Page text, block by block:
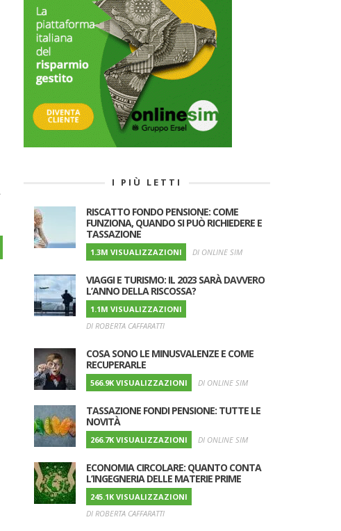
I PIÙ LETTI
RISCATTO FONDO PENSIONE: COME
FUNZIONA, QUANDO SI PUÒ RICHIEDERE E
TASSAZIONE
1.3M VISUALIZZAZIONI DI ONLINE SIM
VIAGGI E TURISMO: IL 2023 SARÀ DAVVERO
L’ANNO DELLA RISCOSSA?
1.1M VISUALIZZAZIONI
DI ROBERTA CAFFARATTI
COSA SONO LE MINUSVALENZE E COME
RECUPERARLE
566.9K VISUALIZZAZIONI DI ONLINE SIM
TASSAZIONE FONDI PENSIONE: TUTTE LE
NOVITÀ
266.7K VISUALIZZAZIONI DI ONLINE SIM
ECONOMIA CIRCOLARE: QUANTO CONTA
L’INGEGNERIA DELLE MATERIE PRIME
245.1K VISUALIZZAZIONI
DI ROBERTA CAFFARATTI